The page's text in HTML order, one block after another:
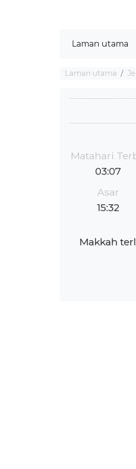
Laman utama
Laman utama
Matahari
03:07
Asar
15:32
Makkah